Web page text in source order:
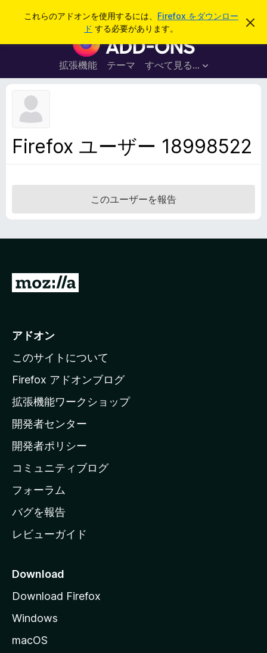
これらのアドオンを使用するには、 Firefox をダウンロー
ド する必要があります。
こ
を
F
i
r
e
ブ
ラ
ー
ア
拡張機能 テーマ すべて見る...
ログイン
Firefox ユーザー 18998522
このユーザーを報告
M
i
l
a
ホ
ー
ム
ー
ジ
へ
アドオン
このサイトについて
Firefox アドオンブログ
拡張機能ワークショップ
開発者センター
開発者ポリシー
コミュニティブログ
フォーラム
バグを報告
レビューガイド
Download
Download Firefox
Windows
macOS